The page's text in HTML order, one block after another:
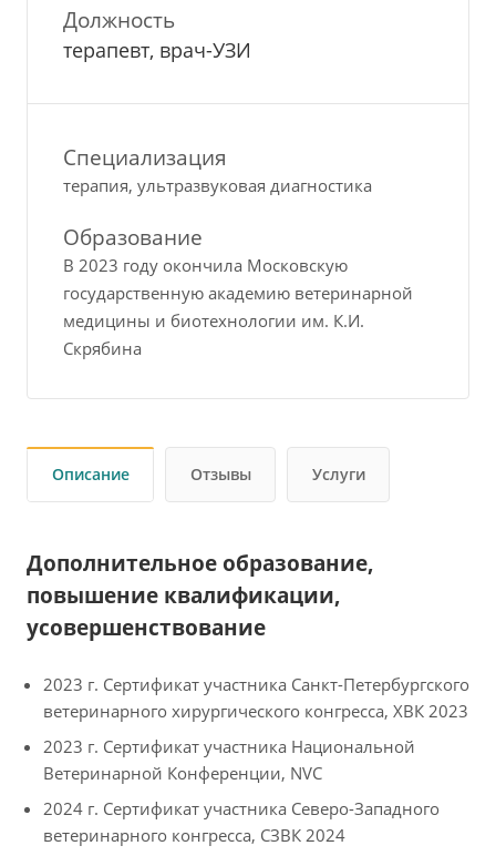
Должность
терапевт, врач-УЗИ
Специализация
терапия, ультразвуковая диагностика
Образование
В 2023 году окончила Московскую
государственную академию ветеринарной
медицины и биотехнологии им. К.И.
Скрябина
Описание Отзывы Услуги
Дополнительное образование,
повышение квалификации,
усовершенствование
2023 г. Сертификат участника Санкт-Петербургского
ветеринарного хирургического конгресса, ХВК 2023
2023 г. Сертификат участника Национальной
Ветеринарной Конференции, NVC
2024 г. Сертификат участника Северо-Западного
ветеринарного конгресса, СЗВК 2024